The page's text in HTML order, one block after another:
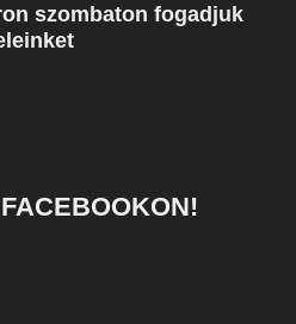
szombaton fogadjuk